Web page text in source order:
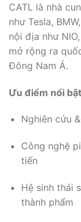
CATL là nhà
như Tesla,
nội địa như
mở rộng ra
Đông Nam Á.
Ưu điểm nổi
Nghiên cứu
Công nghệ
tiến
Hệ sinh thái
thành phẩm